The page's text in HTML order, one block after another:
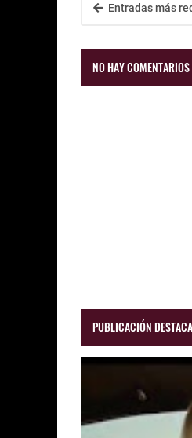
Entradas más
NO HAY COMENTARIOS
PUBLICACIÓN